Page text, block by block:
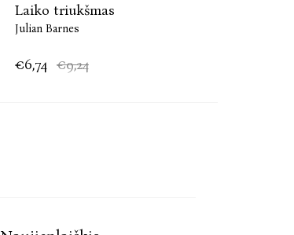
Laiko triukšmas
Julian Barnes
€6,74 €9,24